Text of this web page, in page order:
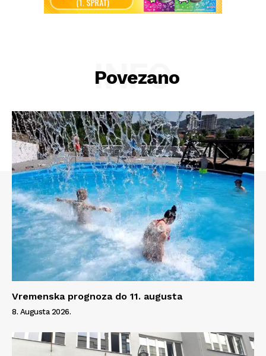
Povezano
INFO
Vremenska prognoza do 11. augusta
8. Augusta 2026.